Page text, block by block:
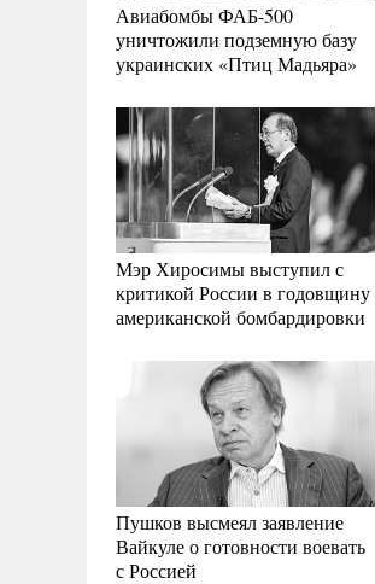
Авиабомбы ФАБ-500
уничтожили подземную базу
украинских «Птиц Мадьяра»
Мэр Хиросимы выступил с
критикой России в годовщину
американской бомбардировки
Пушков высмеял заявление
Вайкуле о готовности воевать
с Россией